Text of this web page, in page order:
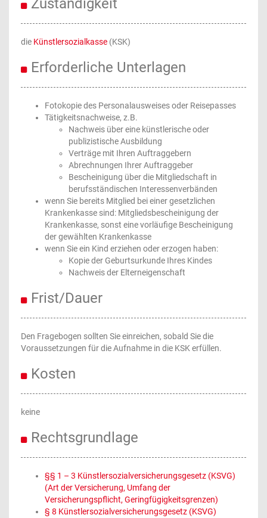
Zuständigkeit
die Künstlersozialkasse (KSK)
Erforderliche Unterlagen
Fotokopie des Personalausweises oder Reisepasses
Tätigkeitsnachweise, z.B.
Nachweis über eine künstlerische oder
publizistische Ausbildung
Verträge mit Ihren Auftraggebern
Abrechnungen Ihrer Auftraggeber
Bescheinigung über die Mitgliedschaft in
berufsständischen Interessenverbänden
wenn Sie bereits Mitglied bei einer gesetzlichen
Krankenkasse sind: Mitgliedsbescheinigung der
Krankenkasse, sonst eine vorläufige Bescheinigung
der gewählten Krankenkasse
wenn Sie ein Kind erziehen oder erzogen haben:
Kopie der Geburtsurkunde Ihres Kindes
Nachweis der Elterneigenschaft
Frist/Dauer
Den Fragebogen sollten Sie einreichen, sobald Sie die
Voraussetzungen für die Aufnahme in die KSK erfüllen.
Kosten
keine
Rechtsgrundlage
§§ 1 – 3 Künstlersozialversicherungsgesetz (KSVG)
(Art der Versicherung, Umfang der
Versicherungspflicht, Geringfügigkeitsgrenzen)
§ 8 Künstlersozialversicherungsgesetz (KSVG)